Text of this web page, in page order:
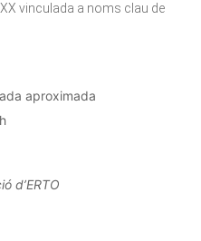
vinculada a noms clau de
aproximada
d’ERTO